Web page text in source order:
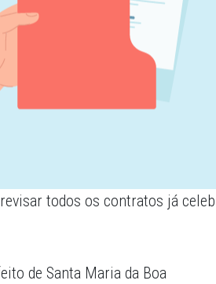
todos os contratos já
de Santa Maria da Boa